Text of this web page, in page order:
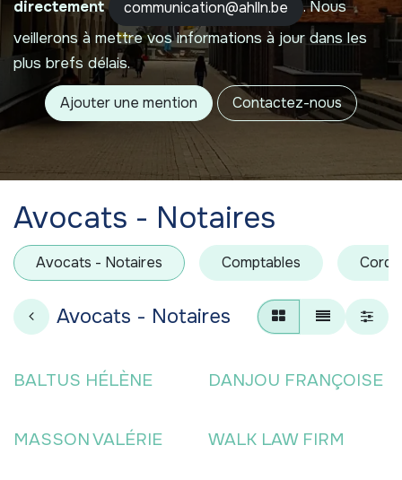
directement
communication@ahlln.be
. Nous
veillerons à mettre vos informations à jour dans les
plus brefs délais.
Ajouter une mention Contactez-nous
Avocats - Notaires
Avocats - Notaires Comptables
Avocats - Notaires
BALTUS HÉLÈNE DANJOU FRANÇOISE
MASSON VALÉRIE WALK LAW FIRM